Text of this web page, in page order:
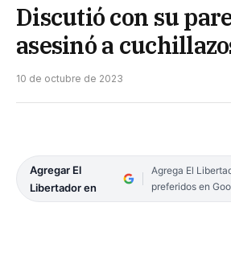
Discutió con su
asesinó a
10 de octubre de 2023
Agregar El
Libertador en
Agrega El
preferidos en